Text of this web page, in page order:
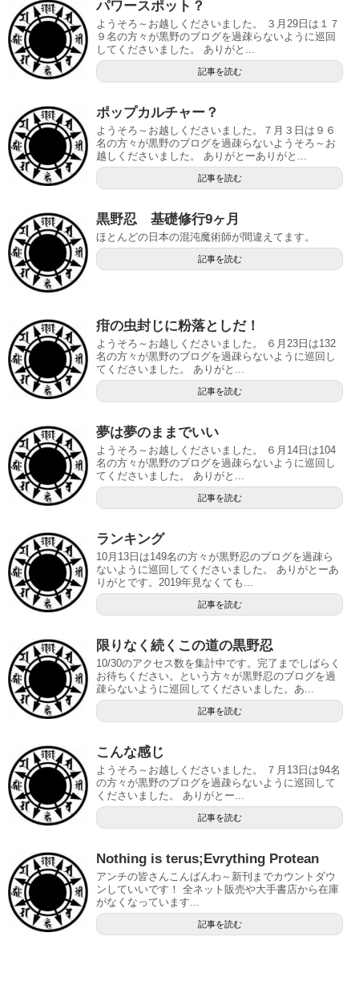
パワースポット？
ようそろ～お越しくださいました。 ３月29日は１７
９名の方々が黒野のブログを過疎らないように巡回
してくださいました。 ありがと...
記事を読む
ポップカルチャー？
ようそろ～お越しくださいました。７月３日は９６
名の方々が黒野のブログを過疎らないようそろ～お
越しくださいました。 ありがとーありがと...
記事を読む
黒野忍 基礎修行9ヶ月
ほとんどの日本の混沌魔術師が間違えてます。
記事を読む
疳の虫封じに粉落としだ！
ようそろ～お越しくださいました。 ６月23日は132
名の方々が黒野のブログを過疎らないように巡回し
てくださいました。 ありがと...
記事を読む
夢は夢のままでいい
ようそろ～お越しくださいました。 ６月14日は104
名の方々が黒野のブログを過疎らないように巡回し
てくださいました。 ありがと...
記事を読む
ランキング
10月13日は149名の方々が黒野忍のブログを過疎ら
ないように巡回してくださいました。 ありがとーあ
りがとです。2019年見なくても...
記事を読む
限りなく続くこの道の黒野忍
10/30のアクセス数を集計中です。完了までしばらく
お待ちください。という方々が黒野忍のブログを過
疎らないように巡回してくださいました。あ...
記事を読む
こんな感じ
ようそろ～お越しくださいました。 ７月13日は94名
の方々が黒野のブログを過疎らないように巡回して
くださいました。 ありがとー...
記事を読む
Nothing is terus;Evrything Protean
アンチの皆さんこんばんわ～新刊までカウントダウ
ンしていいです！ 全ネット販売や大手書店から在庫
がなくなっています...
記事を読む